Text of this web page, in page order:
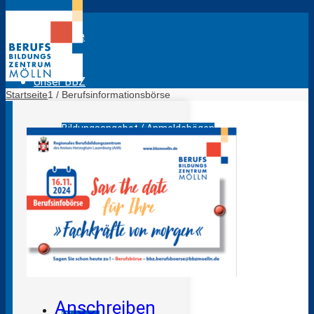
Startseite
Unser BBZ
Bildungsangebot / Anmeldebögen
Das sind wir
Lagepläne BBZ Mölln
Startseite1 / Berufsinformationsbörse
Anschreiben